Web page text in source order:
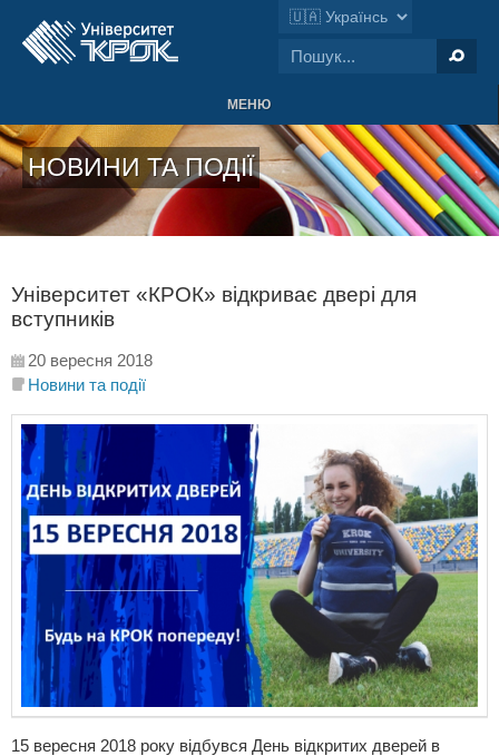
МЕНЮ
НОВИНИ ТА ПОДІЇ
Університет «КРОК» відкриває двері для
вступників
20 вересня 2018
Новини та події
15 вересня 2018 року відбувся День відкритих дверей в